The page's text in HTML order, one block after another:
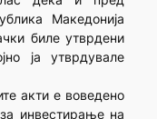
Македонија
биле утврдени
ја утврдувале
акти е воведено
инвестирање на